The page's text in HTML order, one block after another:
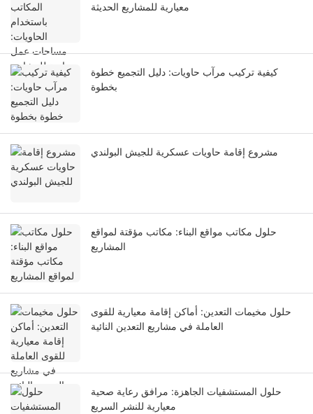
معيارية للمشاريع الحديثة
كيفية تركيب مرآب حاويات: دليل التجميع خطوة
بخطوة
مشروع إقامة حاويات عسكرية للجيش البولندي
حلول مكاتب مواقع البناء: مكاتب مؤقتة لمواقع
المشاريع
حلول مخيمات التعدين: أماكن إقامة معيارية للقوى
العاملة في مشاريع التعدين النائية
حلول المستشفيات الجاهزة: مرافق رعاية صحية
معيارية للنشر السريع